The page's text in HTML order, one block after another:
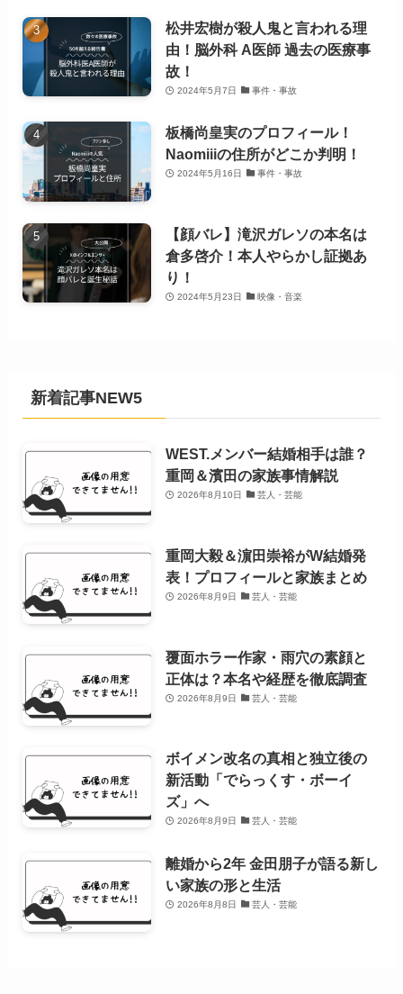
松井宏樹が殺人鬼と言われる理
由！脳外科 A医師 過去の医療事
故！
2024年5月7日 事件・事故
板橋尚皇実のプロフィール！
Naomiiiの住所がどこか判明！
2024年5月16日 事件・事故
【顔バレ】滝沢ガレソの本名は
倉多啓介！本人やらかし証拠あ
り！
2024年5月23日 映像・音楽
新着記事NEW5
WEST.メンバー結婚相手は誰？
重岡＆濱田の家族事情解説
2026年8月10日 芸人・芸能
重岡大毅＆濵田崇裕がW結婚発
表！プロフィールと家族まとめ
2026年8月9日 芸人・芸能
覆面ホラー作家・雨穴の素顔と
正体は？本名や経歴を徹底調査
2026年8月9日 芸人・芸能
ボイメン改名の真相と独立後の
新活動「でらっくす・ボーイ
ズ」へ
2026年8月9日 芸人・芸能
離婚から2年 金田朋子が語る新し
い家族の形と生活
2026年8月8日 芸人・芸能